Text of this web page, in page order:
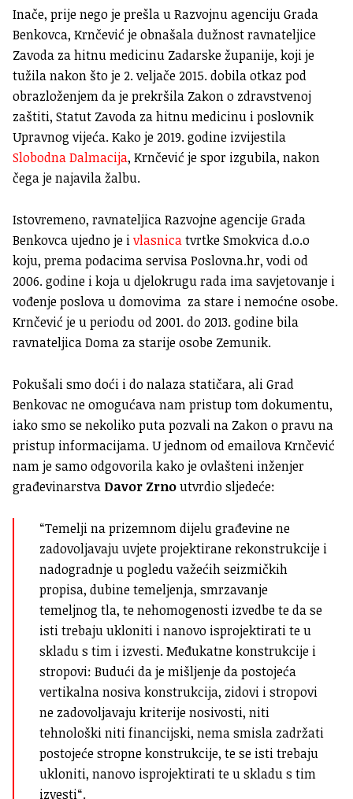
Inače, prije nego je prešla u Razvojnu agenciju Grada
Benkovca, Krnčević je obnašala dužnost ravnateljice
Zavoda za hitnu medicinu Zadarske županije, koji je
tužila nakon što je 2. veljače 2015. dobila otkaz pod
obrazloženjem da je prekršila Zakon o zdravstvenoj
zaštiti, Statut Zavoda za hitnu medicinu i poslovnik
Upravnog vijeća. Kako je 2019. godine izvijestila
Slobodna Dalmacija, Krnčević je spor izgubila, nakon
čega je najavila žalbu.
Istovremeno, ravnateljica Razvojne agencije Grada
Benkovca ujedno je ivlasnicatvrtke Smokvica d.o.o
koju, prema podacima servisa Poslovna.hr, vodi od
2006. godine i koja u djelokrugu rada ima savjetovanje i
vođenje poslova u domovima za stare i nemoćne osobe.
Krnčević je u periodu od 2001. do 2013. godine bila
ravnateljica Doma za starije osobe Zemunik.
Pokušali smo doći i do nalaza statičara, ali Grad
Benkovac ne omogućava nam pristup tom dokumentu,
iako smo se nekoliko puta pozvali na Zakon o pravu na
pristup informacijama. U jednom od emailova Krnčević
nam je samo odgovorila kako je ovlašteni inženjer
građevinarstva Davor Zrnoutvrdio sljedeće:
“Temelji na prizemnom dijelu građevine ne
zadovoljavaju uvjete projektirane rekonstrukcije i
nadogradnje u pogledu važećih seizmičkih
propisa, dubine temeljenja, smrzavanje
temeljnog tla, te nehomogenosti izvedbe te da se
isti trebaju ukloniti i nanovo isprojektirati te u
skladu s tim i izvesti. Međukatne konstrukcije i
stropovi: Budući da je mišljenje da postojeća
vertikalna nosiva konstrukcija, zidovi i stropovi
ne zadovoljavaju kriterije nosivosti, niti
tehnološki niti financijski, nema smisla zadržati
postojeće stropne konstrukcije, te se isti trebaju
ukloniti, nanovo isprojektirati te u skladu s tim
izvesti“.